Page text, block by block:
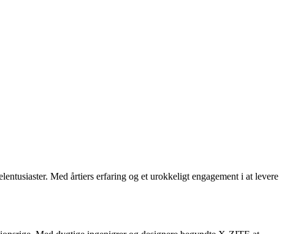
Med årtiers erfaring og et urokkeligt engagement i at levere